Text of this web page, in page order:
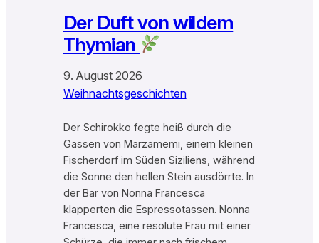
Der Duft von wildem
Thymian
9. August 2026
Weihnachtsgeschichten
Der Schirokko fegte heiß durch die
Gassen von Marzamemi, einem kleinen
Fischerdorf im Süden Siziliens, während
die Sonne den hellen Stein ausdörrte. In
der Bar von Nonna Francesca
klapperten die Espressotassen. Nonna
Francesca, eine resolute Frau mit einer